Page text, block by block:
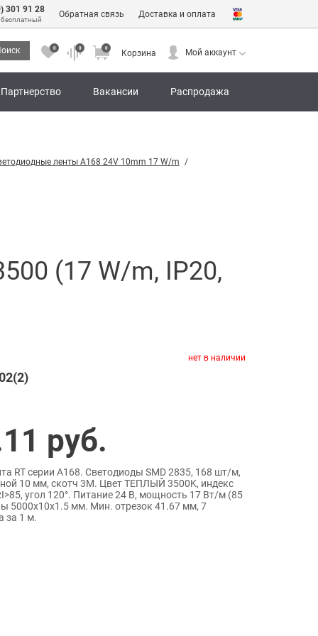
301 91 28 Обратная связь Доставка и оплата
0 0 0
Корзина Мой аккаунт
Партнерство Вакансии Распродажа
Корзина Мой аккаунт
ленты A168 24V 10mm 17 W/m
(17 W/m, IP20,
нет в наличии
руб.
RT серии A168. Светодиоды SMD 2835, 168 шт/м,
10 мм, скотч 3M. Цвет ТЕПЛЫЙ 3500K, индекс
угол 120°. Питание 24 В, мощность 17 Вт/м (85
5000x10x1.5 мм. Мин. отрезок 41.67 мм, 7
за 1 м.